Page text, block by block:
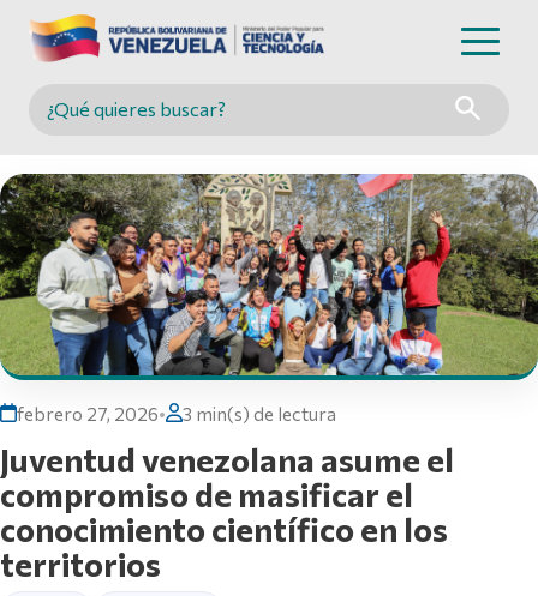
Buscar en MINCYT
febrero 27, 2026• 3 min(s) de lectura
Juventud venezolana asume el
compromiso de masificar el
conocimiento científico en los
territorios